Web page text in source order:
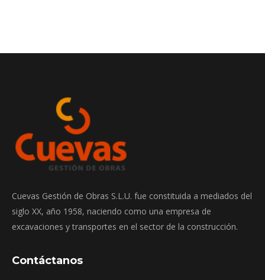
Cuevas Gestión de Obras S.L.U. fue constituida a mediados del
siglo XX, año 1958, naciendo como una empresa de
excavaciones y transportes en el sector de la construcción.
Contáctanos